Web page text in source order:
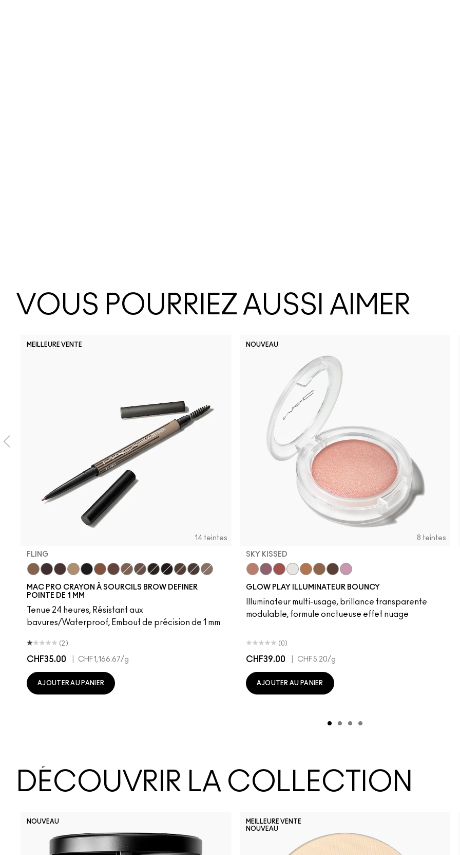
VOUS POURRIEZ AUSSI AIMER
MEILLEURE VENTE
14 teintes
FLING
Genuine Aubergine
OnyxPenny
MAC PRO CRAYON À SOURCILS BROW DEFINER
POINTE DE 1 MM
Tenue 24 heures, Résistant aux
bavures/Waterproof, Embout de précision de 1 mm
(2)
CHF35.00 CHF1,166.67/g
AJOUTER AU PANIER
NOUVEAU
8 teintes
SKY KISSED
GLOW PLAY ILLUMINATEUR BOUNCY
Illuminateur multi-usage, brillance transparente
modulable, formule onctueuse effet nuage
(0)
CHF39.00 CHF5.20/g
AJOUTER AU PANIER
DÉCOUVRIR LA COLLECTION
NOUVEAU
MEILLEURE VENTE
NOUVEAU